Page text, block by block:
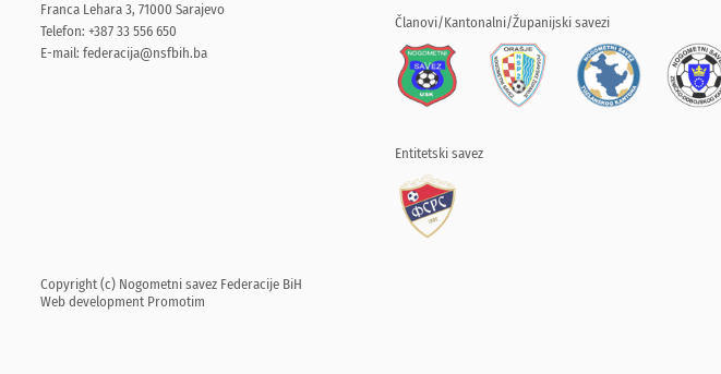
Franca Lehara 3, 71000 Sarajevo
Telefon: +387 33 556 650
E-mail: federacija@nsfbih.ba
Članovi/Kantonalni/Županijski savezi
Entitetski savez
Copyright (c) Nogometni savez Federacije BiH
Web development Promotim